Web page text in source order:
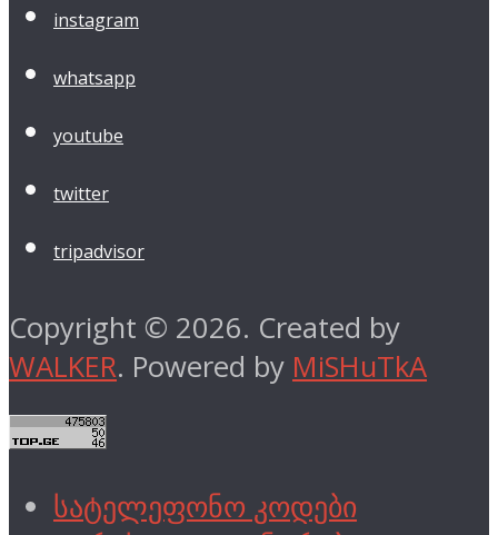
instagram
whatsapp
youtube
twitter
tripadvisor
Copyright © 2026. Created by
WALKER. Powered by MiSHuTkA
სატელეფონო კოდები